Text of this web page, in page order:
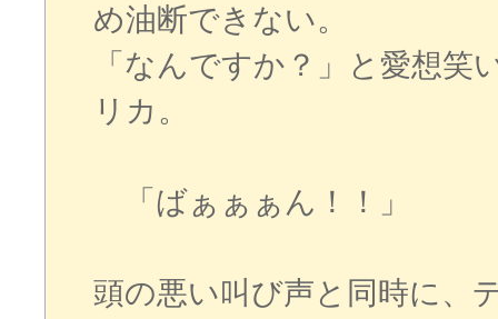
め油断できない。
「なんですか？」と愛想
リカ。
「ばぁぁぁん！！」
頭の悪い叫び声と同時に、